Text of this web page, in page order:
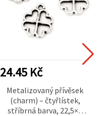
24.45 Kč
Metalizovaný přívěsek
(charm) – čtyřlístek,
stříbrná barva, 22,5×3